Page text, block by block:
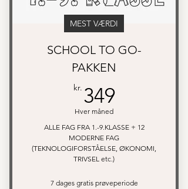
MEST VÆRDI
SCHOOL TO GO-
PAKKEN
kr. 349349kr.
Hver måned
ALLE FAG FRA 1.-9.KLASSE + 12
MODERNE FAG
(TEKNOLOGIFORSTÅELSE, ØKONOMI,
TRIVSEL etc.)
7 dages gratis prøveperiode